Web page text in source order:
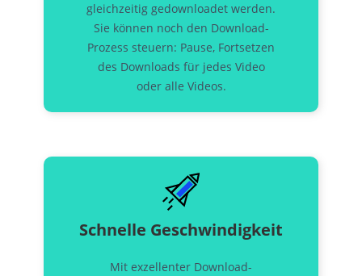
gleichzeitig gedownloadet werden.
Sie können noch den Download-
Prozess steuern: Pause, Fortsetzen
des Downloads für jedes Video
oder alle Videos.
Schnelle Geschwindigkeit
Mit exzellenter Download-